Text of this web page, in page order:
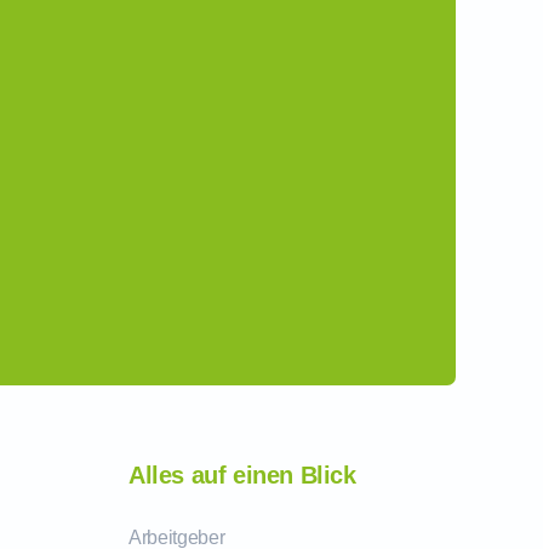
Alles auf einen Blick
Arbeitgeber